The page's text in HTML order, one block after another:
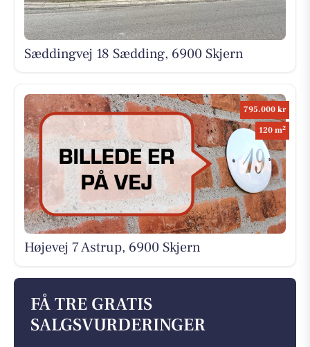
Sæddingvej 18 Sædding, 6900 Skjern
795.000 kr
120 m2
Højevej 7 Astrup, 6900 Skjern
FÅ TRE GRATIS
SALGSVURDERINGER